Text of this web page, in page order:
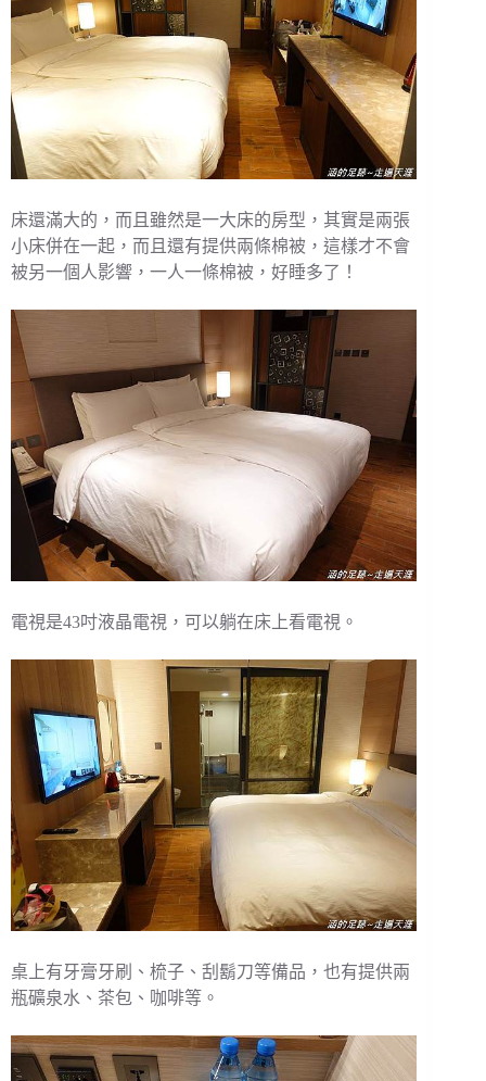
床還滿大的，而且雖然是一大床的房型，其實是兩張
小床併在一起，而且還有提供兩條棉被，這樣才不會
被另一個人影響，一人一條棉被，好睡多了！
電視是43吋液晶電視，可以躺在床上看電視。
桌上有牙膏牙刷、梳子、刮鬍刀等備品，也有提供兩
瓶礦泉水、茶包、咖啡等。